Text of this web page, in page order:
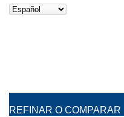
REFINAR O COMPARAR